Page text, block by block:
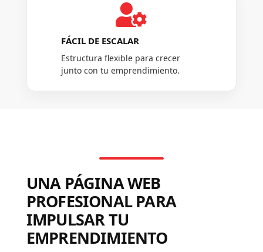

FÁCIL DE ESCALAR
Estructura flexible para crecer
junto con tu emprendimiento.
UNA PÁGINA WEB
PROFESIONAL PARA
IMPULSAR TU
EMPRENDIMIENTO